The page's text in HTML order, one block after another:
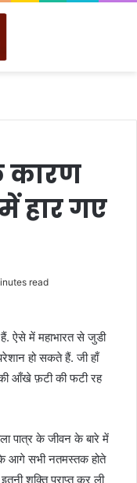
कारण
हार गए
read
ऐसे में महाभारत से जुडी
हो सकते हैं. जी हाँ
आँखे फ़टी की फटी रह
पात्र के जीवन के बारे में
के आगे सभी नतमस्तक होते
शक्ति प्राप्त कर ली